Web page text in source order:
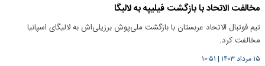
مخالفت الاتحاد با بازگشت فیلیپه به لالیگا
تیم فوتبال الاتحاد عربستان با بازگشت ملی‌پوش برزیلی‌اش به لالیگای اسپانیا
مخالفت کرد.
۱۵ مرداد ۱۴۰۳ | ۱۰:۵۱